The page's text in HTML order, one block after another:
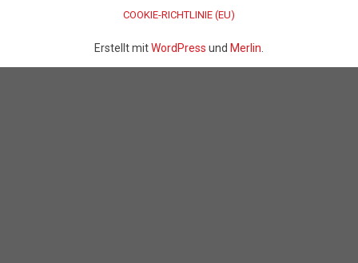
COOKIE-RICHTLINIE (EU)
Erstellt mitWordPress und Merlin